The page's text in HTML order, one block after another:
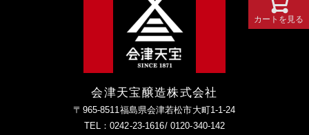
会津天宝醸造株式会社
〒965-8511福島県会津若松市大町1-1-24
TEL：0242-23-1616/ 0120-340-142
カートを見る